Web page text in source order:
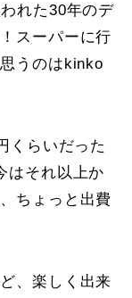
れた30年のデ
スーパーに行
うのはkinko
くらいだった
はそれ以上か
ちょっと出費
、楽しく出来